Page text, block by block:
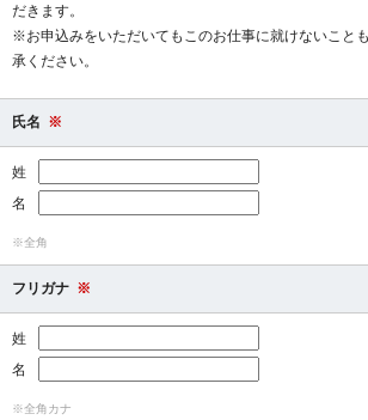
だきます。
※お申込みをいただいてもこのお仕事に就けないこと
承ください。
氏名 ※
姓
名
※全角
フリガナ ※
姓
名
※全角カナ